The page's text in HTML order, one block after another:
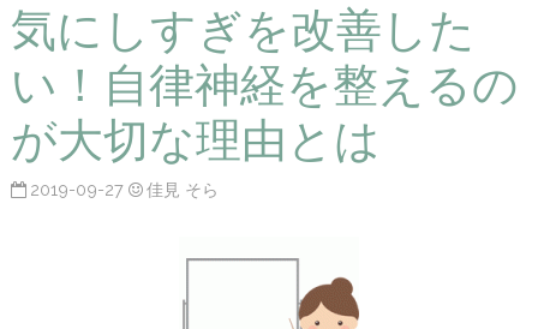
気にしすぎを改善した
い！自律神経を整えるの
が大切な理由とは
2019-09-27 佳見 そら